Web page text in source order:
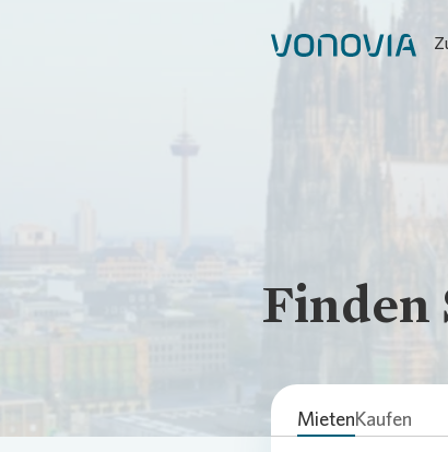
Finden
MietenKaufen